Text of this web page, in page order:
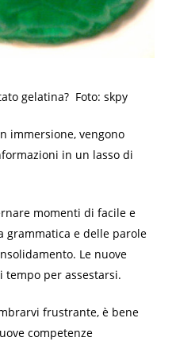
gelatina? Foto: skpy
immersione, vengono
in un lasso di
momenti di facile e
grammatica e delle parole
Le nuove
tempo per assestarsi.
frustrante, è bene
competenze